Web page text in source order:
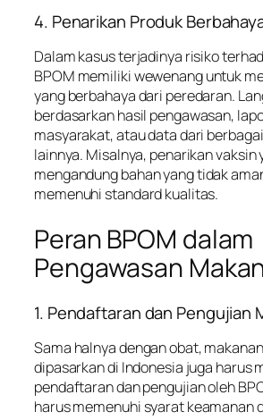
4. Penarikan Produk
Dalam kasus terjadinya risiko
BPOM memiliki wewenang untuk
yang berbahaya dari peredaran.
berdasarkan hasil pengawasan,
masyarakat, atau data dari
lainnya. Misalnya, penarikan vaksin
mengandung bahan yang tidak
memenuhi standard kualitas.
Peran BPOM dalam
Pengawasan
1. Pendaftaran dan Pengujian
Sama halnya dengan obat,
dipasarkan di Indonesia juga harus
pendaftaran dan pengujian oleh
harus memenuhi syarat keamanan